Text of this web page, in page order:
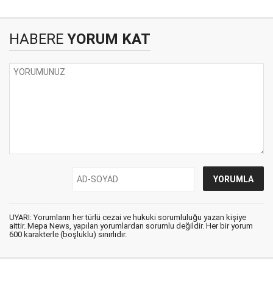
HABERE YORUM KAT
UYARI: Yorumların her türlü cezai ve hukuki sorumluluğu yazan kişiye
aittir. Mepa News, yapılan yorumlardan sorumlu değildir. Her bir yorum
600 karakterle (boşluklu) sınırlıdır.